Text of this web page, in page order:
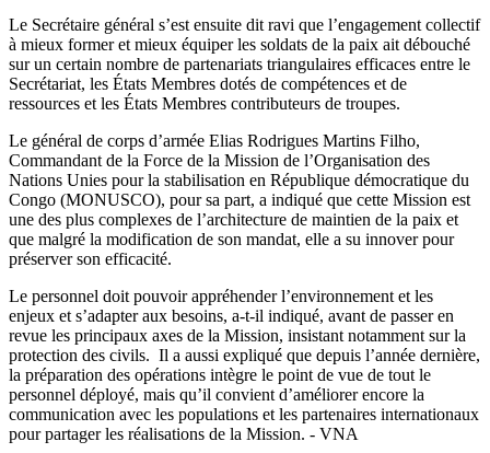
Le Secrétaire général s’est ensuite dit ravi que l’engagement collectif
à mieux former et mieux équiper les soldats de la paix ait débouché
sur un certain nombre de partenariats triangulaires efficaces entre le
Secrétariat, les États Membres dotés de compétences et de
ressources et les États Membres contributeurs de troupes.
Le général de corps d’armée Elias Rodrigues Martins Filho,
Commandant de la Force de la Mission de l’Organisation des
Nations Unies pour la stabilisation en République démocratique du
Congo (MONUSCO), pour sa part, a indiqué que cette Mission est
une des plus complexes de l’architecture de maintien de la paix et
que malgré la modification de son mandat, elle a su innover pour
préserver son efficacité.
Le personnel doit pouvoir appréhender l’environnement et les
enjeux et s’adapter aux besoins, a-t-il indiqué, avant de passer en
revue les principaux axes de la Mission, insistant notamment sur la
protection des civils. Il a aussi expliqué que depuis l’année dernière,
la préparation des opérations intègre le point de vue de tout le
personnel déployé, mais qu’il convient d’améliorer encore la
communication avec les populations et les partenaires internationaux
pour partager les réalisations de la Mission. - VNA